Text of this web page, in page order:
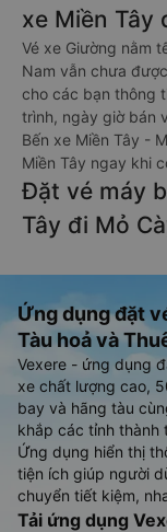
xe Miền Tây
Vé xe Giường nằm
Nam vẫn chưa
cho các bạn thông
trình, ngày giờ bán
Bến xe Miền Tây -
Miền Tây ngay khi
Đặt vé máy
Tây đi Mỏ
Ứng dụng đặt
Tàu hoả và
Vexere - ứng dụng
xe chất lượng cao,
bay và hãng tàu
khắp các tỉnh thành
Ứng dụng hiển thị
tiện ích giúp người
chuyển tiết kiệm,
Tải ứng dụng